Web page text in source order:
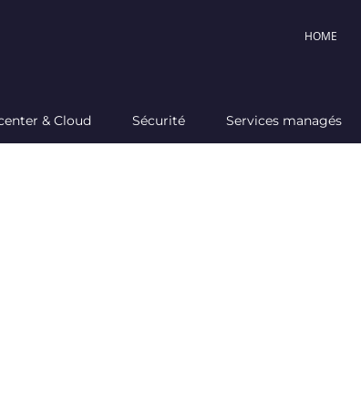
HOME
& Cloud Sécurité Services managés